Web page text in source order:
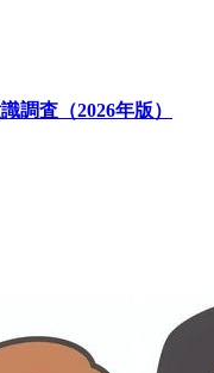
調査（2026年版）